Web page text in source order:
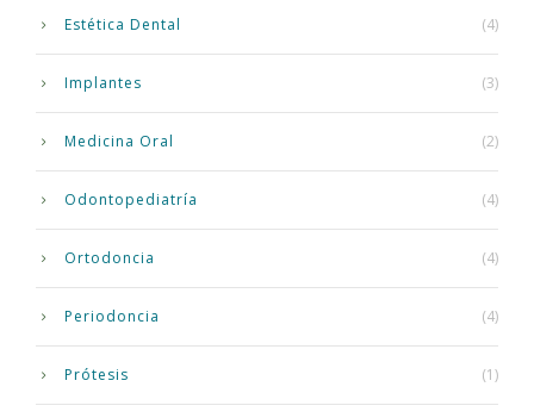
Estética Dental (4)
Implantes (3)
Medicina Oral (2)
Odontopediatría (4)
Ortodoncia (4)
Periodoncia (4)
Prótesis (1)